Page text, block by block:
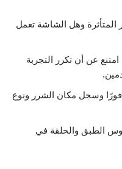
المتأثرة وهل الشاشة تعمل
امتنع عن أن تكرر التجربة
وسجل مكان الشرر ونوع
الطبق والحلقة في